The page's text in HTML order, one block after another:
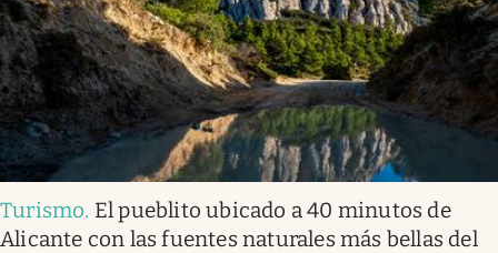
Turismo. El pueblito ubicado a 40 minutos de
Alicante con las fuentes naturales más bellas del